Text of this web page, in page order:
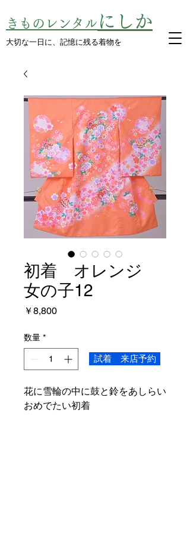
​大切な一日に、記憶に残る着物を
きものレンタル にしか
初着 オレンジ
女の子12
￥8,800価
数量 *
花に雪輪の中に鼓と鈴をあしらい
おめでたい初着
試着 来店予約